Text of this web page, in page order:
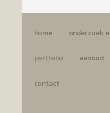
home onderzoek
portfolio aanbod
contact